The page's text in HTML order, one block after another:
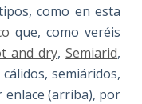
como en esta
que, como veréis
and dry,Semiarid,
semiáridos,
(arriba), por